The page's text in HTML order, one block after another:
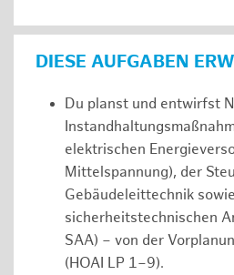
DIESE AUFGABEN
Du planst und entwirfst
elektrischen
Mittelspannung), der
Gebäudeleittechnik
sicherheitstechnischen
SAA) – von der
(HOAI LP 1–9).